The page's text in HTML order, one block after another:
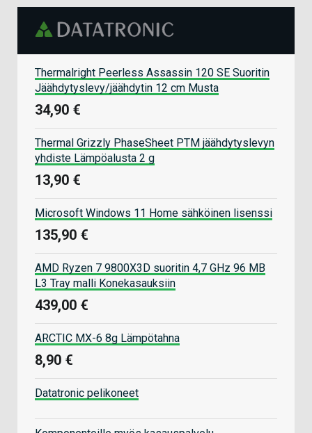
Thermalright Peerless Assassin 120 SE Suoritin
Jäähdytyslevy/jäähdytin 12 cm Musta
34,90 €
Thermal Grizzly PhaseSheet PTM jäähdytyslevyn
yhdiste Lämpöalusta 2 g
13,90 €
Microsoft Windows 11 Home sähköinen lisenssi
135,90 €
AMD Ryzen 7 9800X3D suoritin 4,7 GHz 96 MB
L3 Tray malli Konekasauksiin
439,00 €
ARCTIC MX-6 8g Lämpötahna
8,90 €
Datatronic pelikoneet